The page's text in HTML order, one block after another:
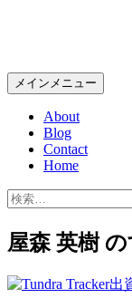
ン
プ
検
索
メインメニュー
About
Blog
Contact
Home
検
屋森 英樹